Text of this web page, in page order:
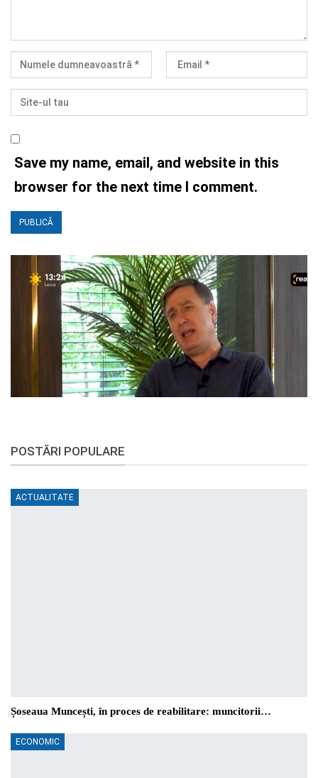
Save my name, email, and website in this
browser for the next time I comment.
POSTĂRI POPULARE
ACTUALITATE
Șoseaua Muncești, în proces de reabilitare: muncitorii…
ECONOMIC